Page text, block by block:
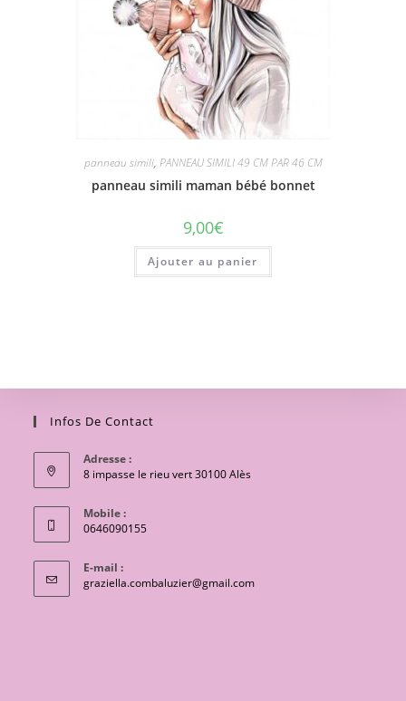
panneau simili, PANNEAU SIMILI 49 CM PAR 46 CM
panneau simili maman bébé bonnet
9,00€
Ajouter au panier
Infos De Contact
Adresse :
8 impasse le rieu vert 30100 Alès
Mobile :
0646090155
E-mail :
graziella.combaluzier@gmail.comS’ouvre